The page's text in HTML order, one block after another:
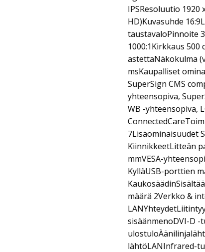
IPSResoluutio 1920
HD)Kuvasuhde
taustavaloPinnoite
1000:1Kirkkaus 500
astettaNäkokulma
msKaupalliset
SuperSign CMS
yhteensopiva,
WB -yhteensopiva,
7Lisäominaisuudet
KiinnikkeetLitteän
mmVESA-
KylläUSB-porttien
määrä 2Verkko &
sisäänmenoDVI-D -
lähtöLANInfrared-